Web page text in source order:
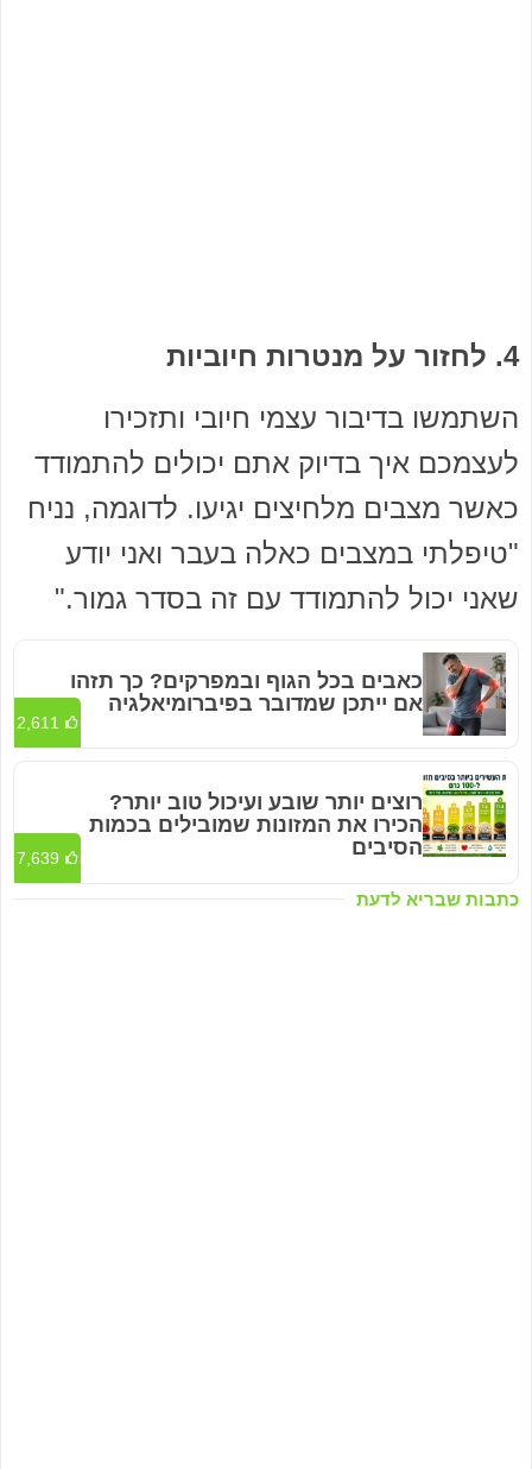
4. לחזור על מנטרות חיוביות
השתמשו בדיבור עצמי חיובי ותזכירו
לעצמכם איך בדיוק אתם יכולים להתמודד
כאשר מצבים מלחיצים יגיעו. לדוגמה, נניח
"טיפלתי במצבים כאלה בעבר ואני יודע
שאני יכול להתמודד עם זה בסדר גמור."
כתבות שבריא לדעת
כאבים בכל הגוף ובמפרקים? כך תזהו
אם ייתכן שמדובר בפיברומיאלגיה
2,611
רוצים יותר שובע ועיכול טוב יותר?
הכירו את המזונות שמובילים בכמות
הסיבים
7,639